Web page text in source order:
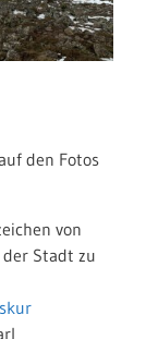
den Fotos
von
Stadt zu